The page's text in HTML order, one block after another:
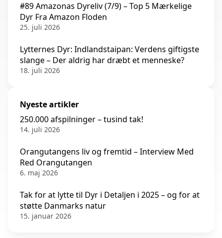
#89 Amazonas Dyreliv (7/9) – Top 5 Mærkelige
Dyr Fra Amazon Floden
25. juli 2026
Lytternes Dyr: Indlandstaipan: Verdens giftigste
slange – Der aldrig har dræbt et menneske?
18. juli 2026
Nyeste artikler
250.000 afspilninger – tusind tak!
14. juli 2026
Orangutangens liv og fremtid – Interview Med
Red Orangutangen
6. maj 2026
Tak for at lytte til Dyr i Detaljen i 2025 – og for at
støtte Danmarks natur
15. januar 2026